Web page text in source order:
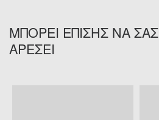
k
ΜΠΟΡΕΊ ΕΠΊΣΗΣ ΝΑ ΣΑΣ
ΑΡΈΣΕΙ